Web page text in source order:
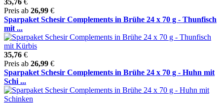
Preis ab 26,99 €
Sparpaket Schesir Complements in Brühe 24 x 70 g - Thunfisch
mit ...
35,76 €
Preis ab 26,99 €
Sparpaket Schesir Complements in Brühe 24 x 70 g - Huhn mit
Schi ...